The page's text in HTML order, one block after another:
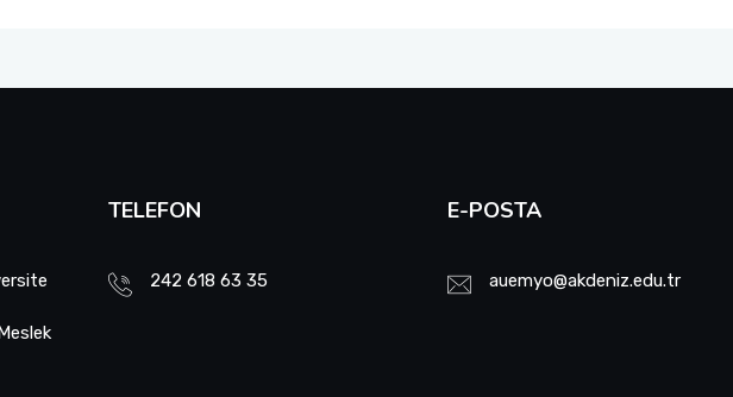
TELEFON
242 618 63 35
E-POSTA
auemyo@akdeniz.edu.tr